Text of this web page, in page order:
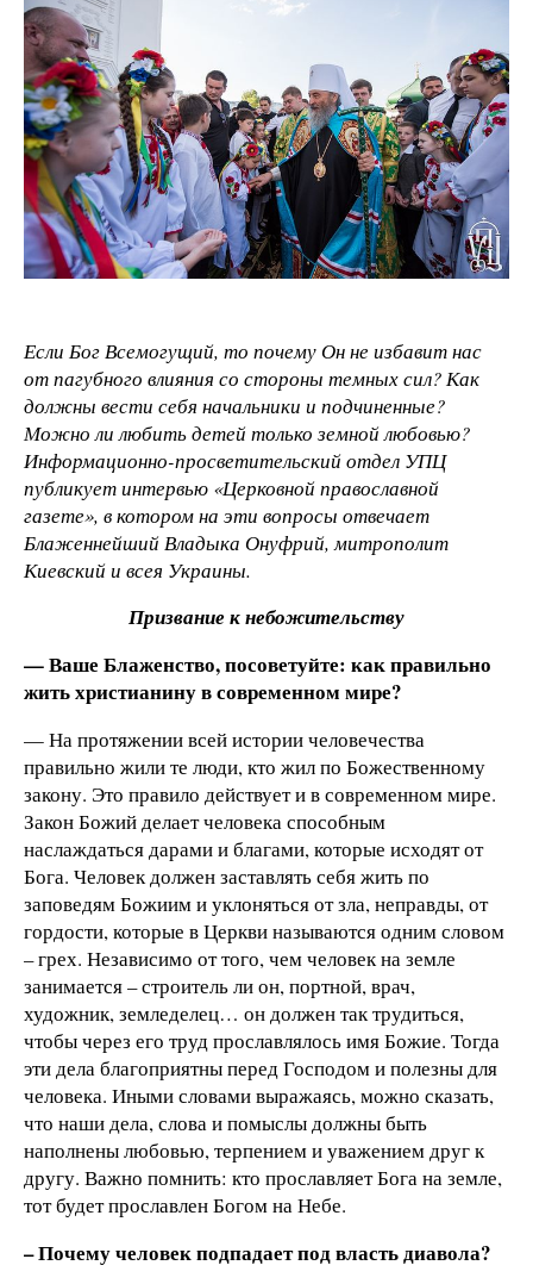
Если Бог Всемогущий, то почему Он не избавит нас
от пагубного влияния со стороны темных сил? Как
должны вести себя начальники и подчиненные?
Можно ли любить детей только земной любовью?
Информационно-просветительский отдел УПЦ
публикует интервью «Церковной православной
газете», в котором на эти вопросы отвечает
Блаженнейший Владыка Онуфрий, митрополит
Киевский и всея Украины.
Призвание к небожительству
— Ваше Блаженство, посоветуйте: как правильно
жить христианину в современном мире?
— На протяжении всей истории человечества
правильно жили те люди, кто жил по Божественному
закону. Это правило действует и в современном мире.
Закон Божий делает человека способным
наслаждаться дарами и благами, которые исходят от
Бога. Человек должен заставлять себя жить по
заповедям Божиим и уклоняться от зла, неправды, от
гордости, которые в Церкви называются одним словом
– грех. Независимо от того, чем человек на земле
занимается – строитель ли он, портной, врач,
художник, земледелец… он должен так трудиться,
чтобы через его труд прославлялось имя Божие. Тогда
эти дела благоприятны перед Господом и полезны для
человека. Иными словами выражаясь, можно сказать,
что наши дела, слова и помыслы должны быть
наполнены любовью, терпением и уважением друг к
другу. Важно помнить: кто прославляет Бога на земле,
тот будет прославлен Богом на Небе.
– Почему человек подпадает под власть диавола?